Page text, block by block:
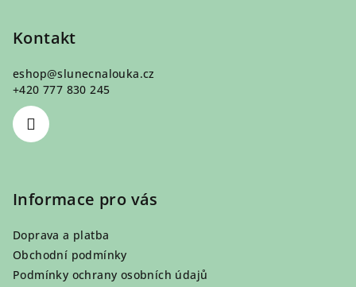
Kontakt
eshop@slunecnalouka.cz
+420 777 830 245
Informace pro vás
Doprava a platba
Obchodní podmínky
Podmínky ochrany osobních údajů